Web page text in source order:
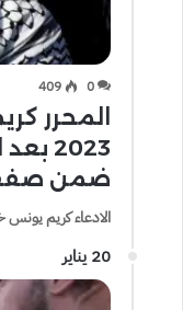
0
409
المحرر
ضمن
الادعاء كريم يونس
20 يناير